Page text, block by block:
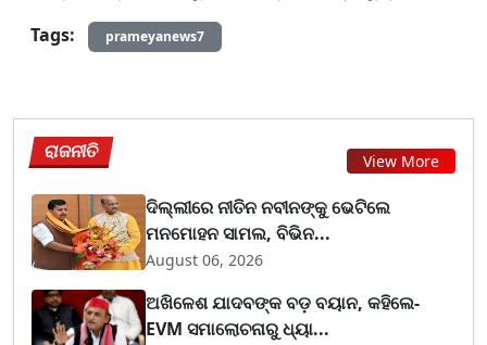
Tags:
prameyanews7
ରାଜନୀତି View More
ଦିଲ୍ଲୀରେ ନୀତିନ ନବୀନଙ୍କୁ ଭେଟିଲେ
ମନମୋହନ ସାମଲ, ବିଭିନ...
August 06, 2026
ଅଖିଳେଶ ଯାଦବଙ୍କ ବଡ଼ ବୟାନ, କହିଲେ-
EVM ସମାଲୋଚନାରୁ ଧ୍ୟା...